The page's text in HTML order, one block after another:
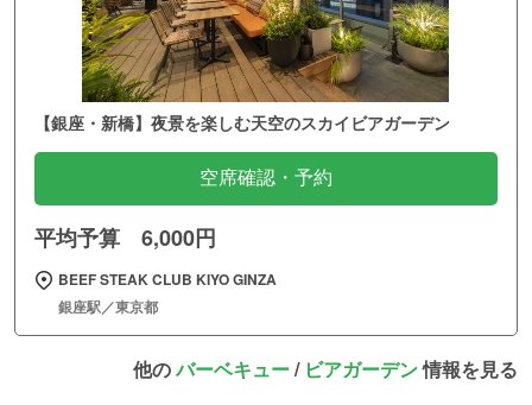
【銀座・新橋】夜景を楽しむ天空のスカイビアガーデン
空席確認・予約
平均予算 6,000円
BEEF STEAK CLUB KIYO GINZA
銀座駅／東京都
他のバーベキュー/ ビアガーデン情報を見る